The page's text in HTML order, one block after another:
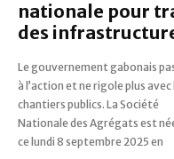
nationale pour
des
Le gouvernement gabonais
à l’action et ne rigole plus avec
chantiers publics. La Société
Nationale des Agrégats est
ce lundi 8 septembre 2025 en
conseil des ministres. Fini
retards, fini la dépendance
importations. Désormais, l’État
contrôle l’extraction,